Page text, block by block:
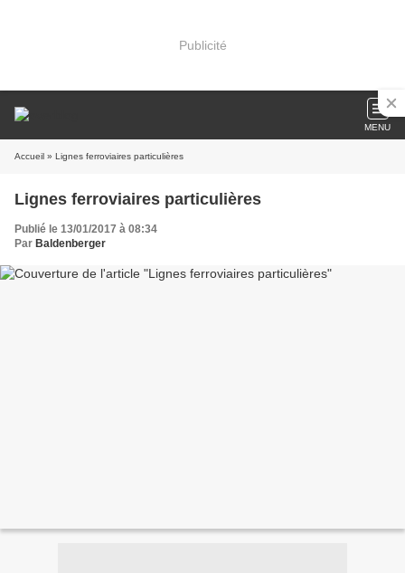
Publicité
MENU
Accueil » Lignes ferroviaires particulières
Lignes ferroviaires particulières
Publié le 13/01/2017 à 08:34
Par Baldenberger